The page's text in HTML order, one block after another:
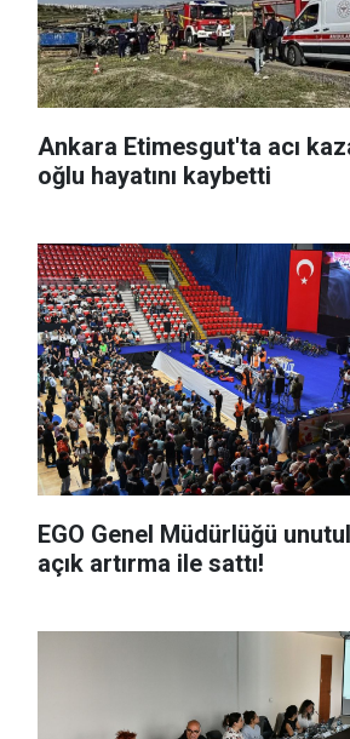
Ankara Etimesgut'ta acı
oğlu hayatını kaybetti
EGO Genel Müdürlüğü
açık artırma ile sattı!